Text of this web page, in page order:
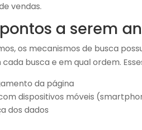
vendas.
a serem
os mecanismos de busca
busca e em qual ordem.
da página
dispositivos móveis
dos dados